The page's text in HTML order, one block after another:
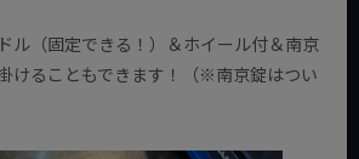
ル（固定できる！）＆ホイール付＆南京
けることもできます！（※南京錠はつい